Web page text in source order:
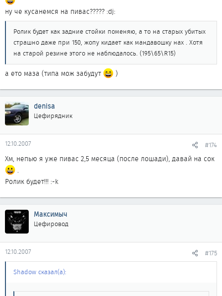
ну че кусанемся на пивас????? :dj:
Ролик будет как задние стойки поменяю, а то на старых убитых
страшно даже при 150, жопу кидает как мандавошку нах . Хотя
на старой резине этого не наблюдалось. (195\65\R15)
а ето маза (типа мож забудут )
denisa
Цефирядник
12.10.2007 #174
Хм, непью я уже пивас 2,5 месяца (после лошади), давай на сок
.
Ролик будет!!! :-k
Максимыч
Цефировод
12.10.2007 #175
Shadow сказал(а):